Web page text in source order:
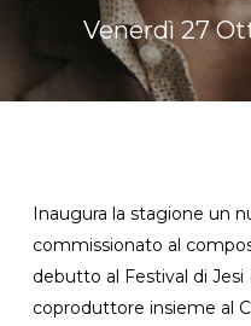
Venerdì 27
Inaugura la stagione un
commissionato al
debutto al Festival di
coproduttore insieme al